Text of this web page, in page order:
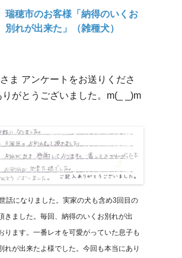
瑞穂市のお客様「納得のいくお
別れが出来た」（雑種犬）
ま アンケートをお送りくださ
がとうございました。m(_ _)m
話になりました。実家の犬も含め3回目の
きました。毎回、納得のいくお別れが出
ります。一番レオを可愛がっていた息子も
れが出来たよ様でした。今回も本当にあり